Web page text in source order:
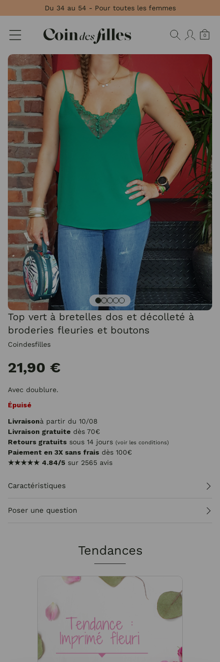
Du 34 au 54 - Pour toutes les femmes
0
Top vert à bretelles dos et décolleté à
broderies fleuries et boutons
Coindesfilles
21,90 €
Avec doublure.
Épuisé
Livraisonà partir du 10/08
Livraison gratuite dès 70€
Retours gratuits sous 14 jours (voir les conditions)
Paiement en 3X sans frais dès 100€
★★★★★ 4.84/5 sur 2565 avis
Caractéristiques
Poser une question
Tendances
Panneau de gestion des cookies